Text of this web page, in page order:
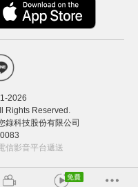
2026
Rights Reserved.
錄科技股份有限公司
信影音平台遞送